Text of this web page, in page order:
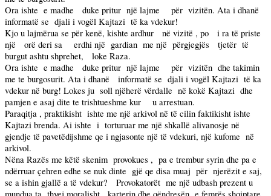
Ora ishte e madhe duke pritur një lajme për vizitën. Ata i dhanë
informatë se djali i vogël Kajtazi të ka vdekur!
Kjo u lajmërua se për kenë, kishte ardhur
në vizitë , po
i ra të priste
një
orë deri sa erdhi një gardian me një përgjegjës tjetër të
burgut ashtu shprehet,
loke Raza.
Ora ishte e madhe duke pritur një lajme për vizitën dhe takimin
me te burgosurit. Ata i dhanë
informatë se djali i vogël Kajtazi të ka
vdekur në burg! Lokes ju soll njëherë vërdalle në kokë Kajtazi dhe
pamjen e asaj dite te trishtueshme kur
u arrestuan.
Paraqitja , praktikisht ishte me një arkivol në të cilin faktikisht ishte
Kajtazi brenda. Ai ishte i torturuar me një shkallë alivanosje në
gjendje të pavetëdijshme qe i ngjasonte një të vdekuri, një kufome në
arkivol.
Nëna Razës me këtë skenim provokues , pa e trembur syrin dhe pa e
ndërruar çehren edhe se nuk dinte gjë qe disa muaj për njerëzit e saj,
se a ishin gjallë a të vdekur?
Provokatorët me një udbash prezent u